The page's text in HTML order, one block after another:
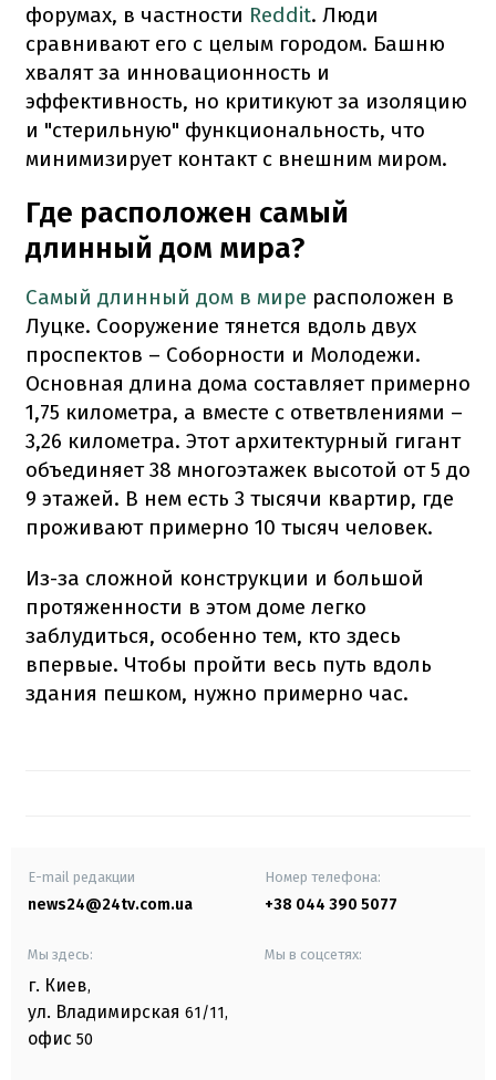
форумах, в частности Reddit. Люди
сравнивают его с целым городом. Башню
хвалят за инновационность и
эффективность, но критикуют за изоляцию
и "стерильную" функциональность, что
минимизирует контакт с внешним миром.
Где расположен самый
длинный дом мира?
Самый длинный дом в мире расположен в
Луцке. Сооружение тянется вдоль двух
проспектов – Соборности и Молодежи.
Основная длина дома составляет примерно
1,75 километра, а вместе с ответвлениями –
3,26 километра. Этот архитектурный гигант
объединяет 38 многоэтажек высотой от 5 до
9 этажей. В нем есть 3 тысячи квартир, где
проживают примерно 10 тысяч человек.
Из-за сложной конструкции и большой
протяженности в этом доме легко
заблудиться, особенно тем, кто здесь
впервые. Чтобы пройти весь путь вдоль
здания пешком, нужно примерно час.
E-mail редакции
news24@24tv.com.ua
Номер телефона:
+38 044 390 5077
Мы здесь:
г. Киев,
ул. Владимирская 61/11,
офис 50
Мы в соцсетях: